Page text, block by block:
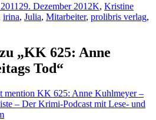
29. Dezember 2012K, Kristine
irina, Julia, Mitarbeiter, prolibris verlag,
„KK 625: Anne
Tod“
mention KK 625: Anne Kuhlmeyer –
– Der Krimi-Podcast mit Lese- und